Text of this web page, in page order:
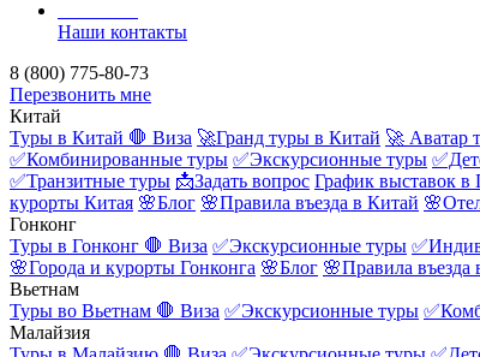
Наши контакты
8 (800) 775-80-73
Перезвонить мне
Китай
Туры в Китай 🛑 Виза 🚀Гранд туры в Китай 🚀 Аватар
✅Комбинированные туры ✅Экскурсионные туры
✅Транзитные туры 📩Задать вопрос График выставок в
курорты Китая 🌸Блог 🌸Правила въезда в Китай
Гонконг
Туры в Гонконг 🛑 Виза ✅Экскурсионные туры
🌸Города и курорты Гонконга 🌸Блог 🌸Правила въезда
Вьетнам
Туры во Вьетнам 🛑 Виза ✅Экскурсионные туры
Малайзия